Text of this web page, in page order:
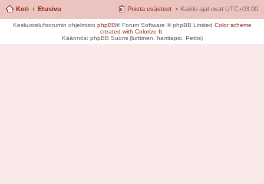
Koti Etusivu Kaikki ajat ovat UTC+03:00
Poista evästeet
Keskustelufoorumin ohjelmisto phpBB® Forum Software © phpBB Limited Color scheme
created with Colorize It
Käännös: phpBB Suomi (lurttinen, harritapio, Pettis)